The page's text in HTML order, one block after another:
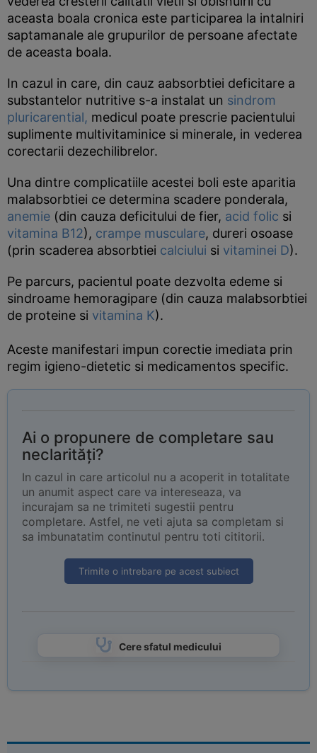
aceasta boala cronica este participarea la intalniri
saptamanale ale grupurilor de persoane afectate
de aceasta boala.
In cazul in care, din cauz aabsorbtiei deficitare a
substantelor nutritive s-a instalat un sindrom
pluricarential, medicul poate prescrie pacientului
suplimente multivitaminice si minerale, in vederea
corectarii dezechilibrelor.
Una dintre complicatiile acestei boli este aparitia
malabsorbtiei ce determina scadere ponderala,
anemie (din cauza deficitului de fier, acid folic si
vitamina B12), crampe musculare, dureri osoase
(prin scaderea absorbtiei calciului si vitaminei D).
Pe parcurs, pacientul poate dezvolta edeme si
sindroame hemoragipare (din cauza malabsorbtiei
de proteine si vitamina K).
Aceste manifestari impun corectie imediata prin
regim igieno-dietetic si medicamentos specific.
Ai o propunere de completare sau
neclarități?
In cazul in care articolul nu a acoperit in totalitate
un anumit aspect care va intereseaza, va
incurajam sa ne trimiteti sugestii pentru
completare. Astfel, ne veti ajuta sa completam si
sa imbunatatim continutul pentru toti cititorii.
Trimite o intrebare pe acest subiect
Cere sfatul medicului